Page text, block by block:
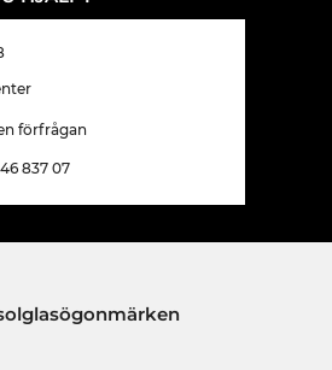
förfrågan
837 07